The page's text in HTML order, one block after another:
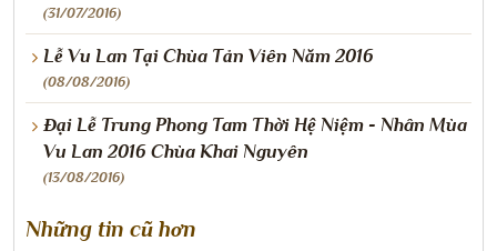
(31/07/2016)
Lễ Vu Lan Tại Chùa Tản Viên Năm 2016
(08/08/2016)
Đại Lễ Trung Phong Tam Thời Hệ Niệm - Nhân Mùa
Vu Lan 2016 Chùa Khai Nguyên
(13/08/2016)
Những tin cũ hơn